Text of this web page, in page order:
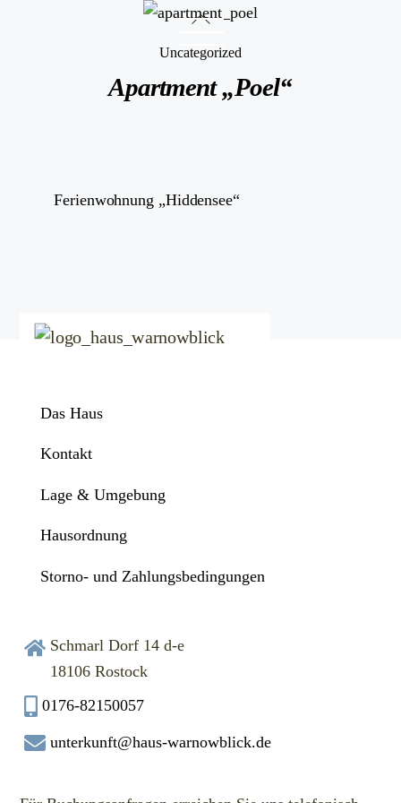
Menu
Uncategorized
Apartment „Poel“
Ferienwohnung „Hiddensee“
Back
Das Haus
Kontakt
Lage & Umgebung
Hausordnung
Storno- und Zahlungsbedingungen
Schmarl Dorf 14 d-e
18106 Rostock
0176-82150057
unterkunft@haus-warnowblick.de